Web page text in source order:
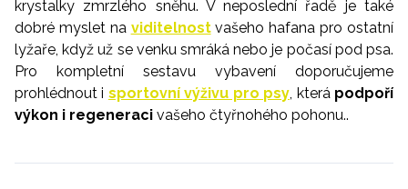
krystalky zmrzlého sněhu. V neposlední řadě je také
dobré myslet na viditelnostvašeho hafana pro ostatní
lyžaře, když už se venku smráká nebo je počasí pod psa.
Pro kompletní sestavu vybavení doporučujeme
prohlédnout i sportovní výživu pro psy, která podpoří
výkon i regeneraci vašeho čtyřnohého pohonu..